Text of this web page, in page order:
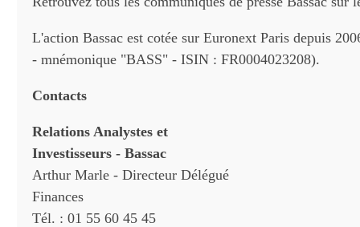
L'action Bassac est cotée sur Euronext Paris depuis
- mnémonique "BASS" - ISIN : FR0004023208).
Contacts
Relations Analystes et
Investisseurs - Bassac
Arthur Marle - Directeur Délégué
Finances
Tél. : 01 55 60 45 45